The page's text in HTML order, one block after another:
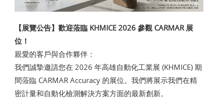
【展覽公告】歡迎蒞臨 KHMICE 2026 參觀 CARMAR 展
位！
親愛的客戶與合作夥伴：
我們誠摯邀請您在 2026 年高雄自動化工業展 (KHMICE) 期
間蒞臨 CARMAR Accuracy 的展位。 我們將展示我們在精
密計量和自動化檢測解決方案方面的最新創新。